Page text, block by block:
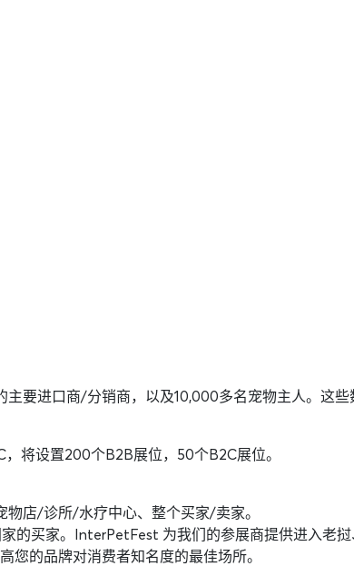
主要进口商/分销商，以及10,000多名宠物主人。这
将设置200个B2B展位，50个B2C展位。
店/诊所/水疗中心、整个买家/卖家。
的买家。InterPetFest 为我们的参展商提供进入老
的品牌对消费者知名度的最佳场所。